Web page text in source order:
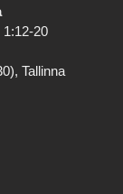
1:12-20
Tallinna